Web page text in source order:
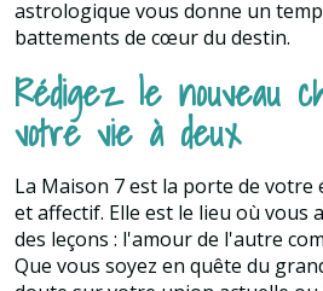
astrologique vous donne un
battements de cœur du destin.
Rédigez le nouveau
votre vie à deux
La Maison 7 est la porte de votre
et affectif. Elle est le lieu où vous
des leçons : l'amour de l'autre
Que vous soyez en quête du